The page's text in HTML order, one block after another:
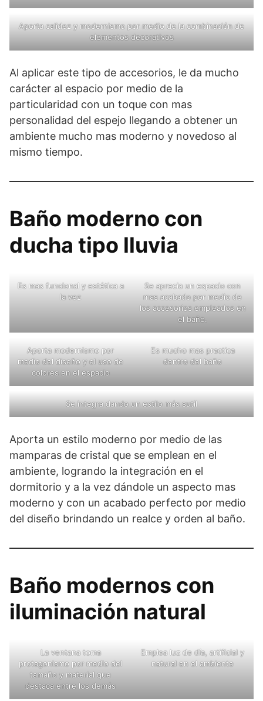
Aporta calidez y modernismo por medio de la combinación de
elementos decorativos
Al aplicar este tipo de accesorios, le da mucho
carácter al espacio por medio de la
particularidad con un toque con mas
personalidad del espejo llegando a obtener un
ambiente mucho mas moderno y novedoso al
mismo tiempo.
Baño moderno con
ducha tipo lluvia
Es mas funcional y estética a
la vez
Se aprecia un espacio con
mas acabado por medio de
los accesorios empleados en
el baño.
Aporta modernismo por
medio del diseño y el uso de
colores en el espacio
Es mucho mas practica
dentro del baño
Se integra dando un estilo más sutil
Aporta un estilo moderno por medio de las
mamparas de cristal que se emplean en el
ambiente, logrando la integración en el
dormitorio y a la vez dándole un aspecto mas
moderno y con un acabado perfecto por medio
del diseño brindando un realce y orden al baño.
Baño modernos con
iluminación natural
La ventana toma
protagonismo por medio del
tamaño y material que
destaca entre los demás
Emplea luz de día, artificial y
natural en el ambiente